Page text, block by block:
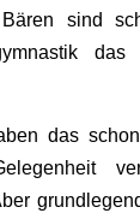
sind
das